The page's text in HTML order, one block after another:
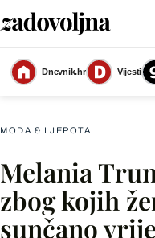
Dnevnik.hr Vijesti
MODA & LJEPOTA
Melania
zbog kojih
sunčanoX